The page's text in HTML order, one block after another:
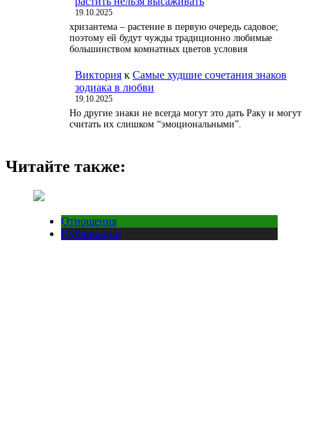
19.10.2025
хризантема – растение в первую очередь садовое;
поэтому ей будут чужды традиционно любимые
большинством комнатных цветов условия
Виктория к Самые худшие сочетания знаков
зодиака в любви
19.10.2025
Но другие знаки не всегда могут это дать Раку и могут
считать их слишком “эмоциональными”.
Читайте также:
Отношения
Публикации